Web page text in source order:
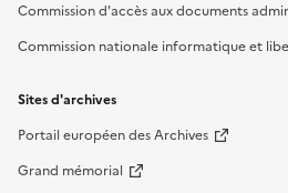
Commission d'accès aux documents
Commission nationale informatique et
Sites d'archives
Portail européen des Archives
Grand mémorial